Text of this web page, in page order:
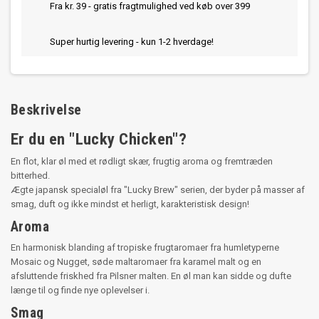
Fra kr. 39 - gratis fragtmulighed ved køb over 399
Super hurtig levering - kun 1-2 hverdage!
Beskrivelse
Er du en "Lucky Chicken"?
En flot, klar øl med et rødligt skær, frugtig aroma og fremtræden
bitterhed.
Ægte japansk specialøl fra "Lucky Brew" serien, der byder på masser af
smag, duft og ikke mindst et herligt, karakteristisk design!
Aroma
En harmonisk blanding af tropiske frugtaromaer fra humletyperne
Mosaic og Nugget, søde maltaromaer fra karamel malt og en
afsluttende friskhed fra Pilsner malten. En øl man kan sidde og dufte
længe til og finde nye oplevelser i.
Smag